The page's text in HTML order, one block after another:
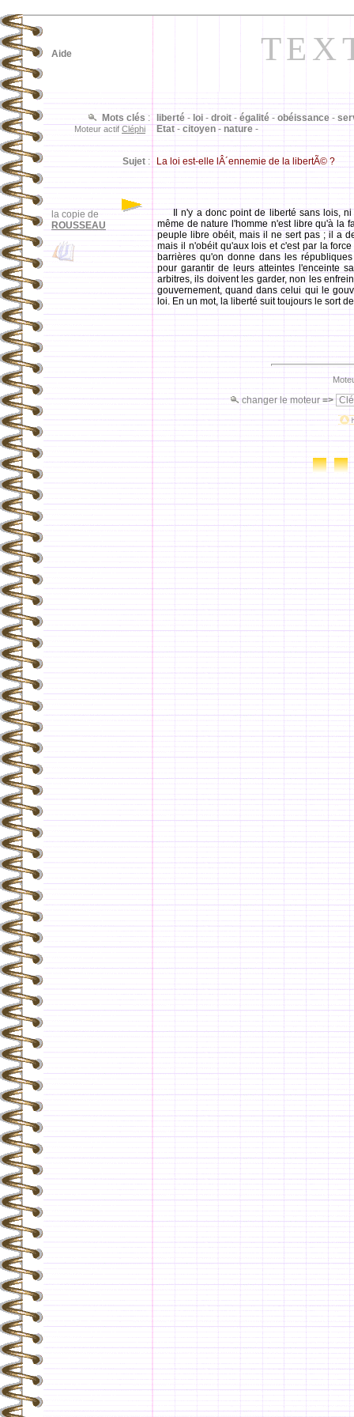
la copie de
ROUSSEAU
liberté - loi - droit - égalité - obéissance -
Etat - citoyen - nature -
Mots clés :
Moteur actif Cléphi
Sujet : La loi est-elle lÂ´ennemie de la libertÃ© ?
Aide
Il n'y a donc point de liberté sans lois,
même de nature l'homme n'est libre qu'à la
peuple libre obéit, mais il ne sert pas ; il a
mais il n'obéit qu'aux lois et c'est par la
barrières qu'on donne dans les
pour garantir de leurs atteintes l'enceinte
arbitres, ils doivent les garder, non les
gouvernement, quand dans celui qui le
loi. En un mot, la liberté suit toujours le sort
changer le moteur=>